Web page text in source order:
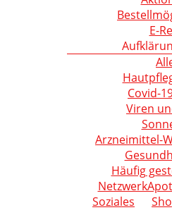
E-
Covid-
Viren
Arzneimittel-
Häufig
Soziales